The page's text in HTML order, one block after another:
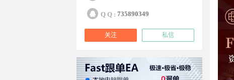
Q Q : 735890349
关注 私信